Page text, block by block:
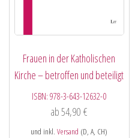
Frauen in der Katholischen
Kirche – betroffen und beteiligt
ISBN:978-3-643-12632-0
ab54,90€
und inkl.Versand (D, A, CH)